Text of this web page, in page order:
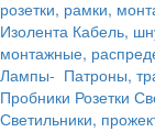
розетки, рамки,
Изолента Кабель,
монтажные,
Лампы- Патроны,
Пробники Розетки
Светильники,